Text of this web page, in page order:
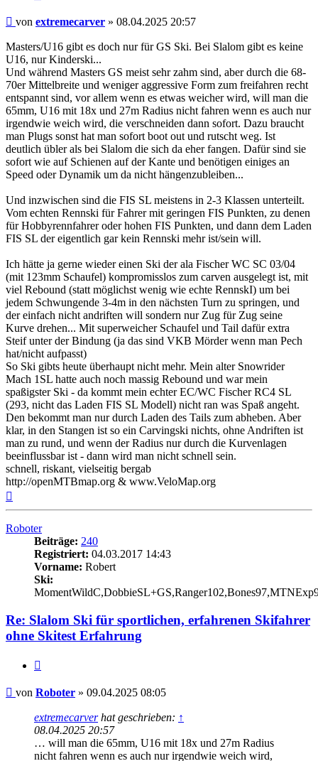
Beitrag
von extremecarver » 08.04.2025 20:57
Masters/U16 gibt es doch nur für GS Ski. Bei Slalom gibt es keine
U16, nur Kinderski...
Und während Masters GS meist sehr zahm sind, aber durch die 68-
70er Mittelbreite und weniger aggressive Form zum freifahren recht
entspannt sind, vor allem wenn es etwas weicher wird, will man die
65mm, U16 mit 18x und 27m Radius nicht fahren wenn es auch nur
irgendwie weich wird, die verschneiden dann sofort. Dazu braucht
man Plugs sonst hat man sofort boot out und rutscht weg. Ist
deutlich übler als bei Slalom die sich da eher fangen. Dafür sind sie
sofort wie auf Schienen auf der Kante und benötigen einiges an
Speed oder Dynamik um da nicht hängenzubleiben...
Und inzwischen sind die FIS SL meistens in 2-3 Klassen unterteilt.
Vom echten Rennski für Fahrer mit geringen FIS Punkten, zu denen
für Hobbyrennfahrer oder hohen FIS Punkten, und dann dem Laden
FIS SL der eigentlich gar kein Rennski mehr ist/sein will.
Ich hätte ja gerne wieder einen Ski der ala Fischer WC SC 03/04
(mit 123mm Schaufel) kompromisslos zum carven ausgelegt ist, mit
viel Rebound (statt möglichst wenig wie echte RennskI) um bei
jedem Schwungende 3-4m in den nächsten Turn zu springen, und
der einfach nicht andriften will sondern nur Zug für Zug seine
Kurve drehen... Mit superweicher Schaufel und Tail dafür extra
Steif unter der Bindung (ja das sind VKB Mörder wenn man Pech
hat/nicht aufpasst)
So Ski gibts heute überhaupt nicht mehr. Mein alter Snowrider
Mach 1SL hatte auch noch massig Rebound und war mein
spaßigster Ski - da kommt mein echter EC/WC Fischer RC4 SL
(293, nicht das Laden FIS SL Modell) nicht ran was Spaß angeht.
Den bekommt man nur durch Laden des Tails zum abheben. Aber
klar, in den Stangen ist so ein Carvingski nichts, ohne Andriften ist
man zu rund, und wenn der Radius nur durch die Kurvenlagen
beeinflussbar ist - dann wird man nicht schnell sein.
schnell, riskant, vielseitig bergab
http://openMTBmap.org & www.VeloMap.org
Roboter
Beiträge: 240
Registriert: 04.03.2017 14:43
Vorname: Robert
Ski:
Re: Slalom Ski für sportlichen, erfahrenen Skifahrer
ohne Skitest Erfahrung
Beitrag
von Roboter » 09.04.2025 08:05
extremecarverhat geschrieben: ↑
08.04.2025 20:57
… will man die 65mm, U16 mit 18x und 27m Radius
nicht fahren wenn es auch nur irgendwie weich wird,